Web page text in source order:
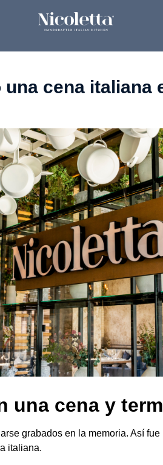
cena italiana
una cena y
grabados en la memoria. Así fue
italiana.